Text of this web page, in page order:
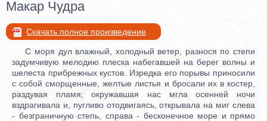
Макар Чудра
Скачать полное произведение
С моря дул влажный, холодный ветер, разнося по степи
задумчивую мелодию плеска набегавшей на берег волны и
шелеста прибрежных кустов. Изредка его порывы приносили
с собой сморщенные, желтые листья и бросали их в костер,
раздувая пламя; окружавшая нас мгла осенней ночи
вздрагивала и, пугливо отодвигаясь, открывала на миг слева
- безграничную степь, справа - бесконечное море и прямо